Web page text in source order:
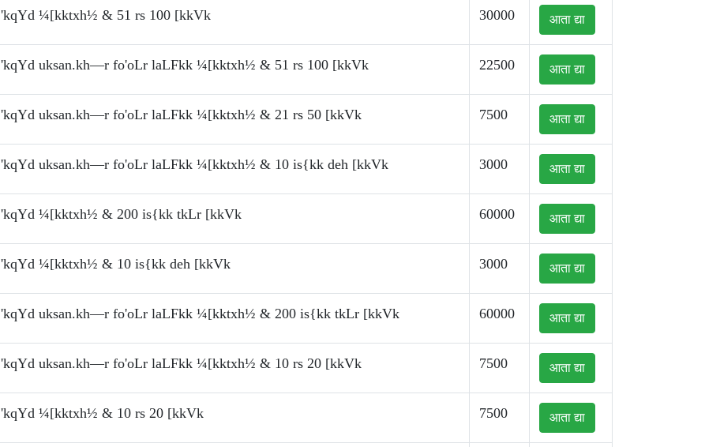
'kqYd ¼[kktxh½ & 51 rs 100 [kkVk 30000 आता द्या
'kqYd uksan.kh—r fo'oLr laLFkk ¼[kktxh½ & 51 rs 100 [kkVk 22500 आता द्या
'kqYd uksan.kh—r fo'oLr laLFkk ¼[kktxh½ & 21 rs 50 [kkVk 7500 आता द्या
'kqYd uksan.kh—r fo'oLr laLFkk ¼[kktxh½ & 10 is{kk deh [kkVk 3000 आता द्या
'kqYd ¼[kktxh½ & 200 is{kk tkLr [kkVk 60000 आता द्या
'kqYd ¼[kktxh½ & 10 is{kk deh [kkVk 3000 आता द्या
'kqYd uksan.kh—r fo'oLr laLFkk ¼[kktxh½ & 200 is{kk tkLr [kkVk 60000 आता द्या
'kqYd uksan.kh—r fo'oLr laLFkk ¼[kktxh½ & 10 rs 20 [kkVk 7500 आता द्या
'kqYd ¼[kktxh½ & 10 rs 20 [kkVk 7500 आता द्या